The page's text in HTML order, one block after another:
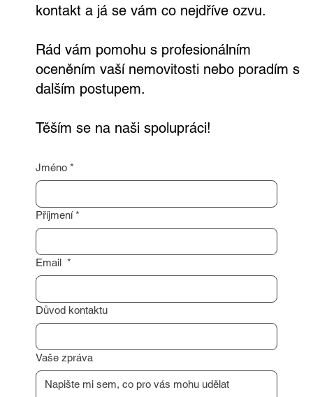
kontakt a já se vám co nejdříve ozvu.
Rád vám pomohu s profesionálním
oceněním vaší nemovitosti nebo poradím s
dalším postupem.
Těším se na naši spolupráci!
Jméno *
Příjmení *
Email *
Důvod kontaktu
Vaše zpráva